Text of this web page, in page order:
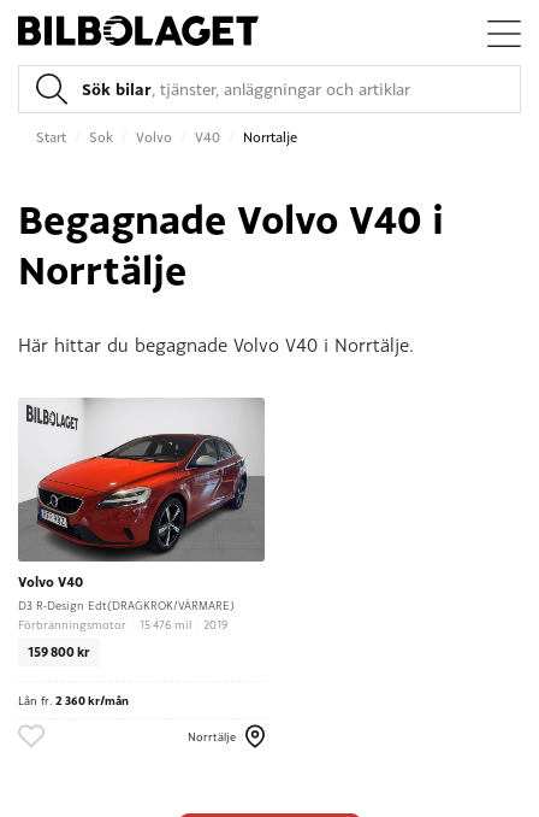
Sök bilar, tjänster, anläggningar och artiklar
Start Sok Volvo V40 Norrtalje
Begagnade Volvo V40 i
Norrtälje
Här hittar du begagnade Volvo V40 i Norrtälje.
Volvo V40
D3 R-Design Edt(DRAGKROK/VÄRMARE)
Förbränningsmotor
15 476 mil 2019
159 800 kr
Lån fr. 2 360 kr/mån
Norrtälje